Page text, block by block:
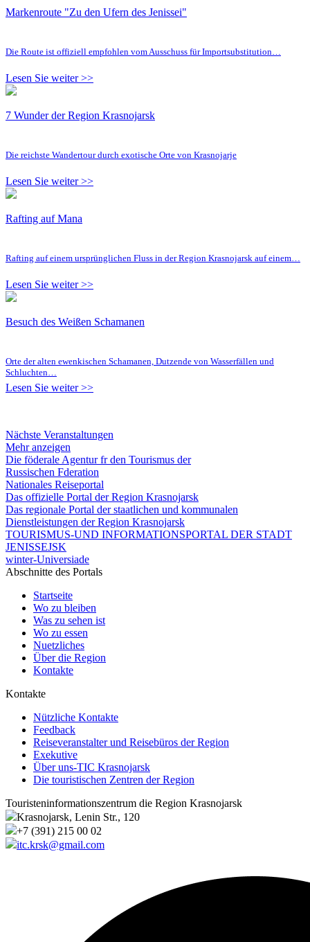
Markenroute "Zu den Ufern des Jenissei"
Die Route ist offiziell empfohlen vom Ausschuss für Importsubstitution…
Lesen Sie weiter >>
7 Wunder der Region Krasnojarsk
Die reichste Wandertour durch exotische Orte von Krasnojarje
Lesen Sie weiter >>
Rafting auf Mana
Rafting auf einem ursprünglichen Fluss in der Region Krasnojarsk auf einem…
Lesen Sie weiter >>
Besuch des Weißen Schamanen
Orte der alten ewenkischen Schamanen, Dutzende von Wasserfällen und
Schluchten…
Lesen Sie weiter >>
Nächste Veranstaltungen
Mehr anzeigen
Die föderale Agentur fr den Tourismus der
Russischen Fderation
Nationales Reiseportal
Das offizielle Portal der Region Krasnojarsk
Das regionale Portal der staatlichen und kommunalen
Dienstleistungen der Region Krasnojarsk
TOURISMUS-UND INFORMATIONSPORTAL DER STADT
JENISSEJSK
winter-Universiade
Abschnitte des Portals
Startseite
Wo zu bleiben
Was zu sehen ist
Wo zu essen
Nuetzliches
Über die Region
Kontakte
Kontakte
Nützliche Kontakte
Feedback
Reiseveranstalter und Reisebüros der Region
Exekutive
Über uns-TIC Krasnojarsk
Die touristischen Zentren der Region
Touristeninformationszentrum die Region Krasnojarsk
Krasnojarsk, Lenin Str., 120
+7 (391) 215 00 02
itc.krsk@gmail.com